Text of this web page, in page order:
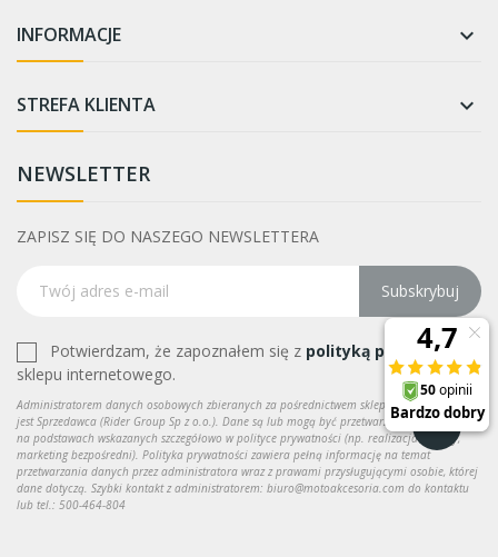
INFORMACJE 
STREFA KLIENTA 
NEWSLETTER
ZAPISZ SIĘ DO NASZEGO NEWSLETTERA
Subskrybuj
Potwierdzam, że zapoznałem się z polityką prywatności
sklepu internetowego.
Administratorem danych osobowych zbieranych za pośrednictwem sklepu internetowego
jest Sprzedawca (Rider Group Sp z o.o.). Dane są lub mogą być przetwarzane w celach oraz
na podstawach wskazanych szczegółowo w polityce prywatności (np. realizacja umowy,
marketing bezpośredni). Polityka prywatności zawiera pełną informację na temat
przetwarzania danych przez administratora wraz z prawami przysługującymi osobie, której
dane dotyczą. Szybki kontakt z administratorem: biuro@motoakcesoria.com do kontaktu
lub tel.: 500-464-804